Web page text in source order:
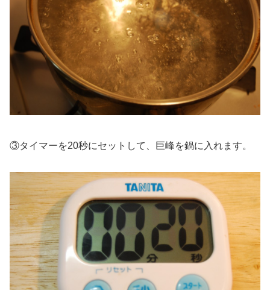
③タイマーを20秒にセットして、巨峰を鍋に入れます。